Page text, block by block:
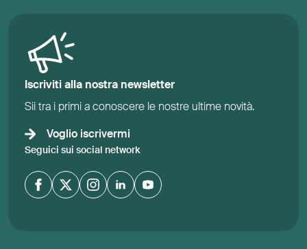
Iscriviti alla nostra newsletter
Sii tra i primi a conoscere le nostre ultime novità.
Voglio iscrivermi
Seguici sui social network